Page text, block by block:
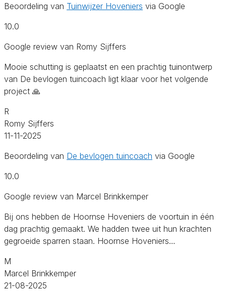
Beoordeling van Tuinwijzer Hoveniers via Google
10.0
Google review van Romy Sijffers
Mooie schutting is geplaatst en een prachtig tuinontwerp
van De bevlogen tuincoach ligt klaar voor het volgende
project 🙏
R
Romy Sijffers
11-11-2025
Beoordeling van De bevlogen tuincoach via Google
10.0
Google review van Marcel Brinkkemper
Bij ons hebben de Hoornse Hoveniers de voortuin in één
dag prachtig gemaakt. We hadden twee uit hun krachten
gegroeide sparren staan. Hoornse Hoveniers…
M
Marcel Brinkkemper
21-08-2025